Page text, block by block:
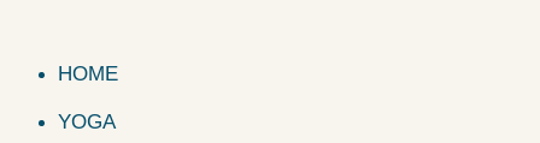
HOME
YOGA